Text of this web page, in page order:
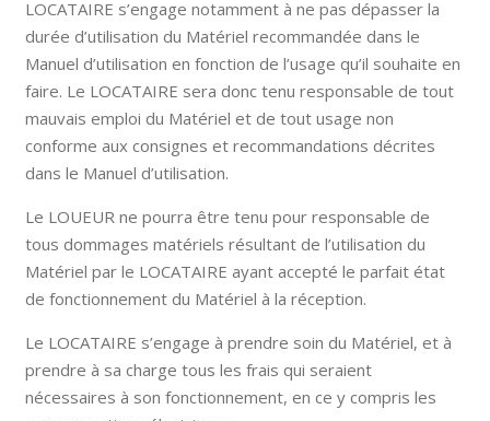
LOCATAIRE s’engage notamment à ne pas dépasser la
durée d’utilisation du Matériel recommandée dans le
Manuel d’utilisation en fonction de l’usage qu’il souhaite en
faire. Le LOCATAIRE sera donc tenu responsable de tout
mauvais emploi du Matériel et de tout usage non
conforme aux consignes et recommandations décrites
dans le Manuel d’utilisation.
Le LOUEUR ne pourra être tenu pour responsable de
tous dommages matériels résultant de l’utilisation du
Matériel par le LOCATAIRE ayant accepté le parfait état
de fonctionnement du Matériel à la réception.
Le LOCATAIRE s’engage à prendre soin du Matériel, et à
prendre à sa charge tous les frais qui seraient
nécessaires à son fonctionnement, en ce y compris les